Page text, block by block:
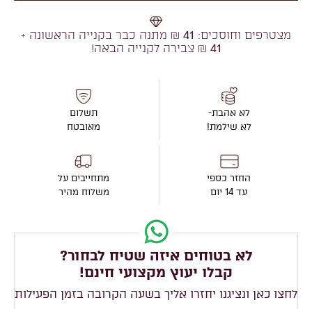
מצטרפים וחוסכים: 41 ₪ מתנה כבר בקנייה הראשונה +
41 ₪ צבירה לקנייה הבאה!
לא אהבת-
לא שילמת!
החזר כספי
עד 14 יום
תשלום
מאובטח
מתחייבים על
משלוח מהיר
לא בטוחים איזה שטיח לבחור?
קבלו יעוץ מקצועי חינם!
לחצו כאן ונציגנו יחזרו אליך בשעה הקרובה בזמן הפעילות